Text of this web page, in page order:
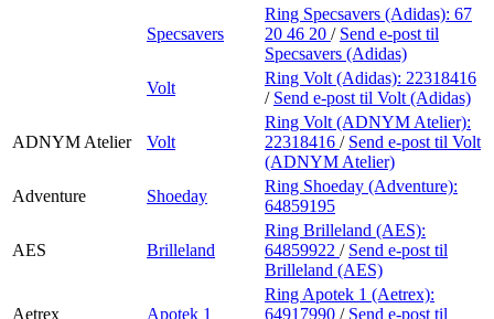
Specsavers
Ring Specsavers (Adidas): 67
20 46 20 / Send e-post til
Specsavers (Adidas)
Volt
Ring Volt (Adidas): 22318416
/ Send e-post til Volt (Adidas)
ADNYM Atelier Volt
Ring Volt (ADNYM Atelier):
22318416 / Send e-post til Volt
(ADNYM Atelier)
Adventure
Shoeday
Ring Shoeday (Adventure):
64859195
AES Brilleland
Ring Brilleland (AES):
64859922 / Send e-post til
Brilleland (AES)
Aetrex Apotek 1
Ring Apotek 1 (Aetrex):
64917990 / Send e-post til